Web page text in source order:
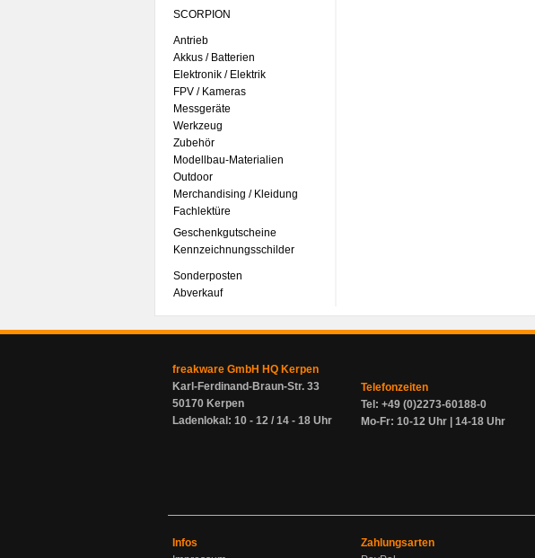
SCORPION
Antrieb
Akkus / Batterien
Elektronik / Elektrik
FPV / Kameras
Messgeräte
Werkzeug
Zubehör
Modellbau-Materialien
Outdoor
Merchandising / Kleidung
Fachlektüre
Geschenkgutscheine
Kennzeichnungsschilder
Sonderposten
Abverkauf
freakware GmbH HQ Kerpen
Karl-Ferdinand-Braun-Str. 33
50170 Kerpen
Ladenlokal: 10 - 12 / 14 - 18 Uhr
Telefonzeiten
Tel: +49 (0)2273-60188-0
Mo-Fr: 10-12 Uhr | 14-18 Uhr
Infos
Zahlungsarten